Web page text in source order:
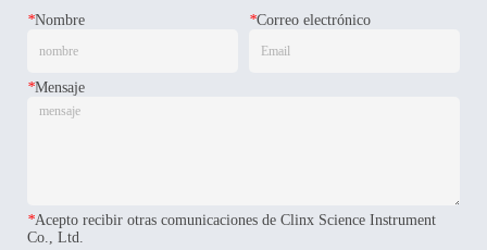
*Nombre *Correo electrónico
*Mensaje
*Acepto recibir otras comunicaciones de Clinx Science Instrument
Co., Ltd.